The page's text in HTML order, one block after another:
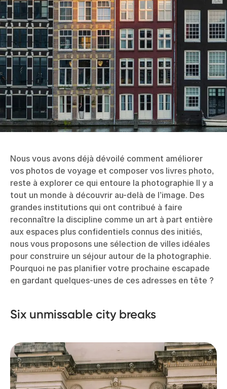
Nous vous avons déjà dévoilé comment améliorer
vos photos de voyage et composer vos livres photo,
reste à explorer ce qui entoure la photographie Il y a
tout un monde à découvrir au-delà de l’image. Des
grandes institutions qui ont contribué à faire
reconnaître la discipline comme un art à part entière
aux espaces plus confidentiels connus des initiés,
nous vous proposons une sélection de villes idéales
pour construire un séjour autour de la photographie.
Pourquoi ne pas planifier votre prochaine escapade
en gardant quelques-unes de ces adresses en tête ?
Six unmissable city breaks